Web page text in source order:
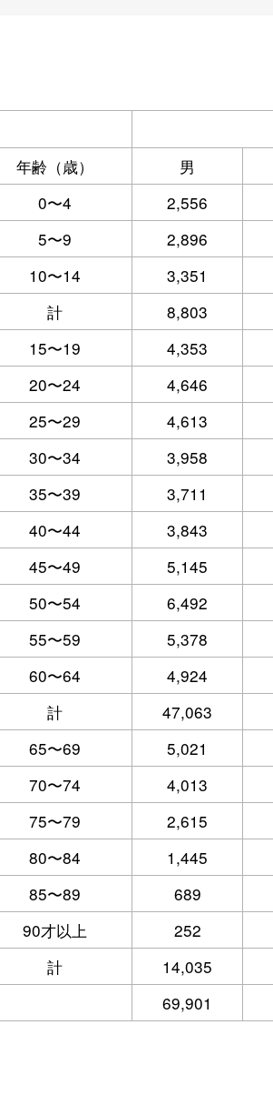
年齢（歳） 男
0〜4 2,556
5〜9
2,896
10〜14
3,351
計
8,803
15〜19 4,353
20〜24
4,646
25〜29
4,613
30〜34
3,958
35〜39
3,711
40〜44
3,843
45〜49
5,145
50〜54
6,492
55〜59
5,378
60〜64
4,924
計
47,063
65〜69 5,021
70〜74
4,013
75〜79
2,615
80〜84
1,445
85〜89
689
90才以上
252
計
14,035
69,901